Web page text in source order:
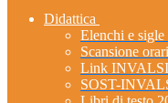
Didattica
Elenchi e sigle
Scansione
Link INVALSI
SOST-